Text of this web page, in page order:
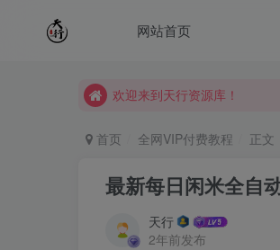
网站首页
欢迎来到天行资源库！
欢迎来到天行资源库！
首页 全网VIP付费教程 正文
最新每日闲米全自
天行
2年前发布